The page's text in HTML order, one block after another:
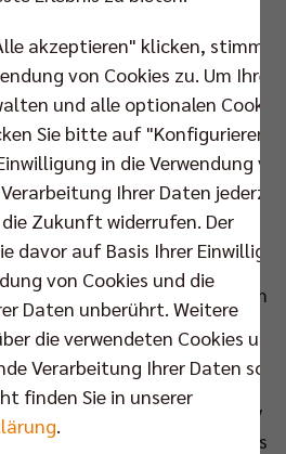
und auch der
wieder auf. Nach 6
Sonne und Erholung
Wilden die neue Saison auf
die letzten Sonnenstrahlen
die Beachsaison ausklingen
JUNIORS auf BeachMitte
Beach-Sommers aber
Hallensaison ein. Gemeinsam
STADT UND
und den Profis der BR Volleys
am vergangenen Samstag
den Sand wetzen und Sergey
Trainingseinheit genaustens
akzeptieren" klicken, stimmen
von Cookies zu. Um Ihre
und alle optionalen Cookies
Sie bitte auf "Konfigurieren".
in die Verwendung
Ihrer Daten
Zukunft widerrufen. Der
davor auf Basis Ihrer
von Cookies und die
Daten unberührt. Weitere
die verwendeten Cookies und
Verarbeitung Ihrer Daten
finden Sie in unserer
.